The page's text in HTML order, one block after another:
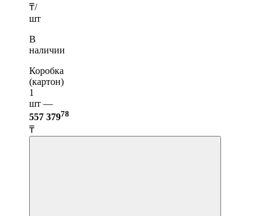
₸/
шт
В
наличии
Коробка
(картон)
1
шт —
557 37978
₸